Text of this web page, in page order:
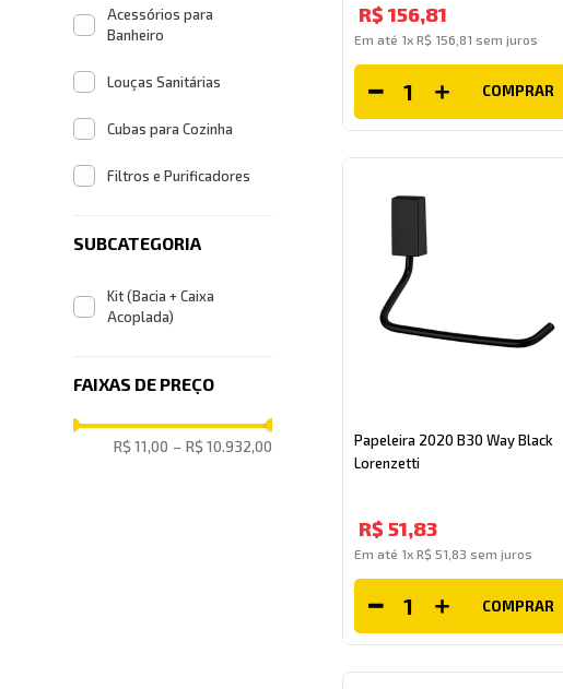
Acessórios para
Banheiro
Louças Sanitárias
Cubas para Cozinha
Filtros e Purificadores
SUBCATEGORIA
Kit (Bacia + Caixa
Acoplada)
FAIXAS DE PREÇO
R$ 11,00 – R$ 10.932,00
R$ 156,81
Em até 1x R$ 156 81 sem juros
COMPRAR
Papeleira 2020 B30 Way Black
Lorenzetti
R$ 51,83
Em até 1x R$ 51 83 sem juros
COMPRAR